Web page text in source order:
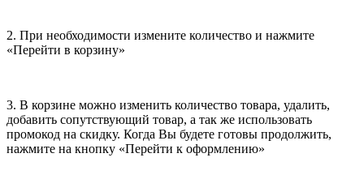
2. При необходимости измените количество и нажмите
«Перейти в корзину»
3. В корзине можно изменить количество товара, удалить,
добавить сопутствующий товар, а так же использовать
промокод на скидку. Когда Вы будете готовы продолжить,
нажмите на кнопку «Перейти к оформлению»